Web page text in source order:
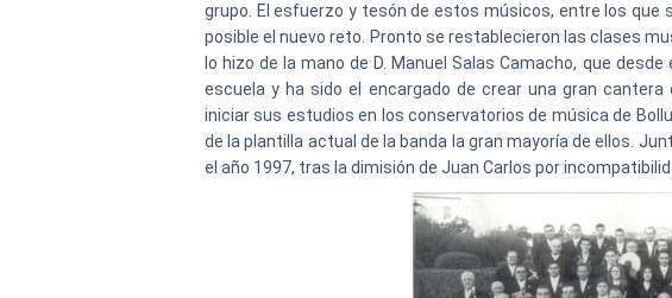
grupo. El esfuerzo y tesón de estos músicos, entre los
posible el nuevo reto. Pronto se restablecieron las clases
lo hizo de la mano de D. Manuel Salas Camacho, que
escuela y ha sido el encargado de crear una gran
iniciar sus estudios en los conservatorios de música de
de la plantilla actual de la banda la gran mayoría de ellos.
el año 1997, tras la dimisión de Juan Carlos por